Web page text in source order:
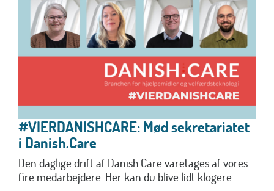
#VIERDANISHCARE: Mød sekretariatet
i Danish.Care
Den daglige drift af Danish.Care varetages af vores
fire medarbejdere. Her kan du blive lidt klogere...